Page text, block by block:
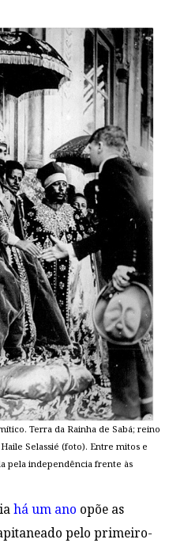
Terra da Rainha de Sabá; reino
Selassié (foto). Entre mitos e
pela independência frente às
há um ano opõe as
pelo primeiro-